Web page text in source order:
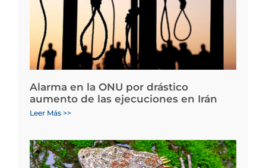
Alarma en la ONU por drástico
aumento de las ejecuciones en Irán
Leer Más >>